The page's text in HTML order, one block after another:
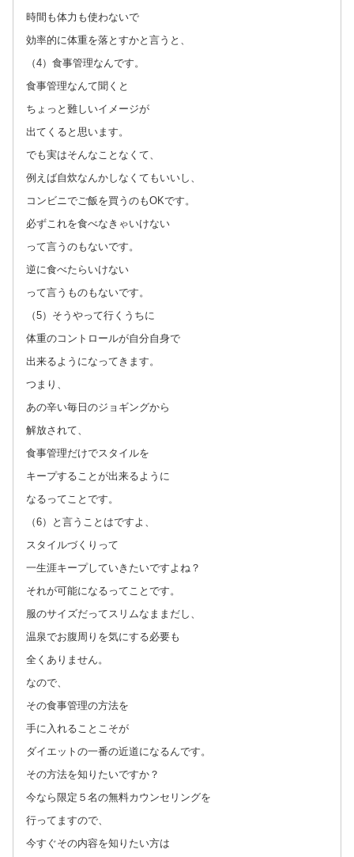
時間も体力も使わないで
効率的に体重を落とすかと言うと、
（4）食事管理なんです。
食事管理なんて聞くと
ちょっと難しいイメージが
出てくると思います。
でも実はそんなことなくて、
例えば自炊なんかしなくてもいいし、
コンビニでご飯を買うのもOKです。
必ずこれを食べなきゃいけない
って言うのもないです。
逆に食べたらいけない
って言うものもないです。
（5）そうやって行くうちに
体重のコントロールが自分自身で
出来るようになってきます。
つまり、
あの辛い毎日のジョギングから
解放されて、
食事管理だけでスタイルを
キープすることが出来るように
なるってことです。
（6）と言うことはですよ、
スタイルづくりって
一生涯キープしていきたいですよね？
それが可能になるってことです。
服のサイズだってスリムなままだし、
温泉でお腹周りを気にする必要も
全くありません。
なので、
その食事管理の方法を
手に入れることこそが
ダイエットの一番の近道になるんです。
その方法を知りたいですか？
今なら限定５名の無料カウンセリングを
行ってますので、
今すぐその内容を知りたい方は